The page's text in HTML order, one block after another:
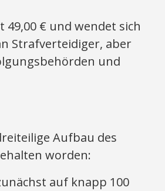
49,00 € und wendet sich
Strafverteidiger, aber
und
Aufbau des
worden:
auf knapp 100